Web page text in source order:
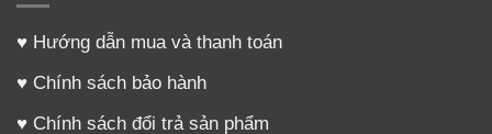
♥ Hướng dẫn mua và thanh toán
♥ Chính sách bảo hành
♥ Chính sách đổi trả sản phẩm